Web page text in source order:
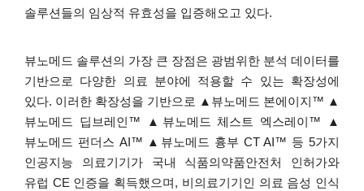
솔루션들의 임상적 유효성을 입증해오고 있다.
뷰노메드 솔루션의 가장 큰 장점은 광범위한 분석 데이터를
기반으로
다양한 의료 분야에 적용할 수 있는
확장성에
있다. 이러한 확장성을 기반으로 ▲ 뷰노메드 본에이지 ™ ▲
뷰노메드
딥브레인™ ▲ 뷰노메드 체스트 엑스레이 ™ ▲
뷰노메드 펀더스 AI™ ▲ 뷰노메드 흉부 CT AI™ 등 5가지
인공지능
의료기기가 국내 식품의약품안전처
인허가와
유럽 CE 인증을 획득했으며 , 비의료기기인 의료 음성 인식